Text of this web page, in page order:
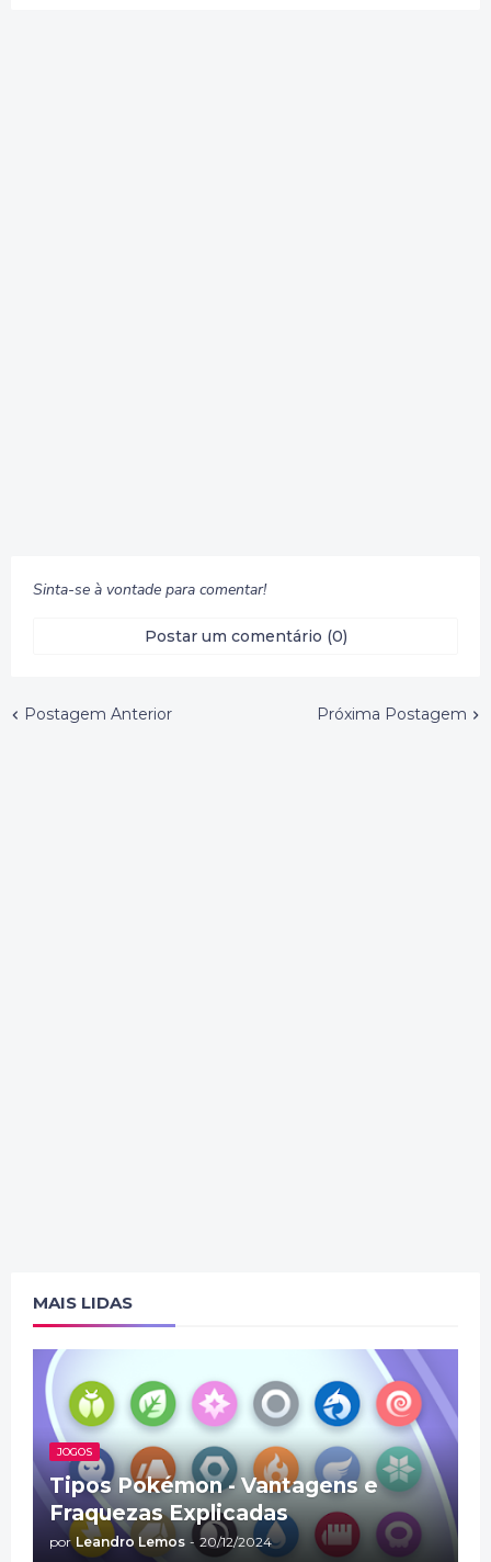
Sinta-se à vontade para comentar!
Postar um comentário (0)
Postagem Anterior Próxima Postagem
MAIS LIDAS
JOGOS
Tipos Pokémon - Vantagens e
Fraquezas Explicadas
por Leandro Lemos - 20/12/2024